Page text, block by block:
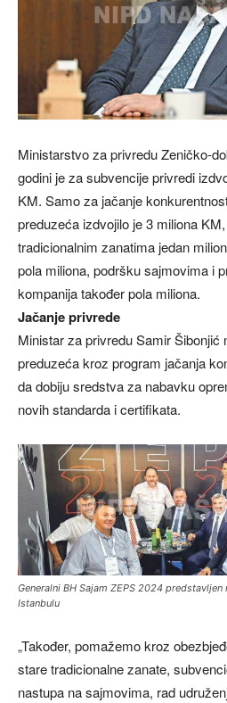
Ministarstvo za privredu Zeničko-
godini je za subvencije privredi
KM. Samo za jačanje
preduzeća izdvojilo je 3 miliona
tradicionalnim zanatima jedan
pola miliona, podršku sajmovima i
kompanija također pola miliona.
Jačanje privrede
Ministar za privredu Samir Šibonjić
preduzeća kroz program jačanja
da dobiju sredstva za nabavku
novih standarda i certifikata.
Generalni BH Sajam ZEPS 2024
Istanbulu
„Također, pomažemo kroz
stare tradicionalne zanate,
nastupa na sajmovima, rad